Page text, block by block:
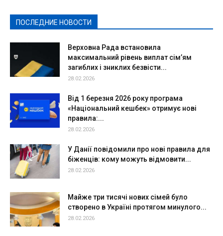
ПОСЛЕДНИЕ НОВОСТИ
Верховна Рада встановила
максимальний рівень виплат сім’ям
загиблих і зниклих безвісти...
28.02.2026
Від 1 березня 2026 року програма
«Національний кешбек» отримує нові
правила:...
28.02.2026
У Данії повідомили про нові правила для
біженців: кому можуть відмовити...
28.02.2026
Майже три тисячі нових сімей було
створено в Україні протягом минулого...
28.02.2026